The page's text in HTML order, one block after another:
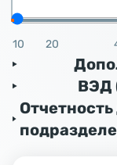
10 20
ВЭД